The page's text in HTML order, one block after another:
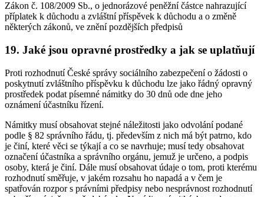
Zákon č. 108/2009 Sb., o jednorázové peněžní částce nahrazující
příplatek k důchodu a zvláštní příspěvek k důchodu a o změně
některých zákonů, ve znění pozdějších předpisů
19. Jaké jsou opravné prostředky a jak se uplatňují
Proti rozhodnutí České správy sociálního zabezpečení o žádosti o
poskytnutí zvláštního příspěvku k důchodu lze jako řádný opravný
prostředek podat písemné námitky do 30 dnů ode dne jeho
oznámení účastníku řízení.
Námitky musí obsahovat stejné náležitosti jako odvolání podané
podle § 82 správního řádu, tj. především z nich má být patrno, kdo
je činí, které věci se týkají a co se navrhuje; musí tedy obsahovat
označení účastníka a správního orgánu, jemuž je určeno, a podpis
osoby, která je činí. Dále musí obsahovat údaje o tom, proti kterému
rozhodnutí směřuje, v jakém rozsahu ho napadá a v čem je
spatřován rozpor s právními předpisy nebo nesprávnost rozhodnutí